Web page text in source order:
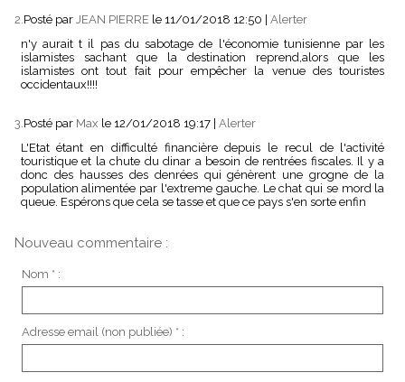
2.Posté par JEAN PIERRE le 11/01/2018 12:50
Alerter
n'y aurait t il pas du sabotage de l'économie tunisienne par les
islamistes sachant que la destination reprend,alors que les
islamistes ont tout fait pour empêcher la venue des touristes
occidentaux!!!!
3.Posté par Max le 12/01/2018 19:17 Alerter
L'Etat étant en difficulté financière depuis le recul de l'activité
touristique et la chute du dinar a besoin de rentrées fiscales. Il y a
donc des hausses des denrées qui génèrent une grogne de la
population alimentée par l'extreme gauche. Le chat qui se mord la
queue. Espérons que cela se tasse et que ce pays s'en sorte enfin
Nouveau commentaire :
Nom * :
Adresse email (non publiée) * :